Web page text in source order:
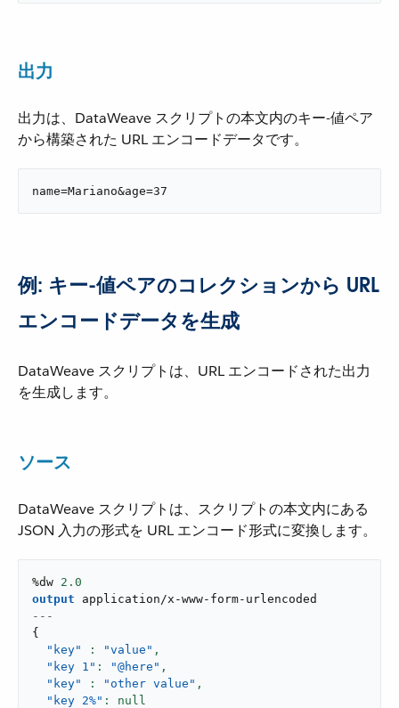
出力
出力は、DataWeave スクリプトの本文内のキー-値ペア
から構築された URL エンコードデータです。
name=Mariano&age=37
例: キー-値ペアのコレクションから URL
エンコードデータを生成
DataWeave スクリプトは、URL エンコードされた出力
を生成します。
ソース
DataWeave スクリプトは、スクリプトの本文内にある
JSON 入力の形式を URL エンコード形式に変換します。
%dw 2.0
output
application/x-www-form-urlencoded
---
{
"key"
: "value" ,
"key 1" : "@here" ,
"key"
: "other value" ,
"key 2%"